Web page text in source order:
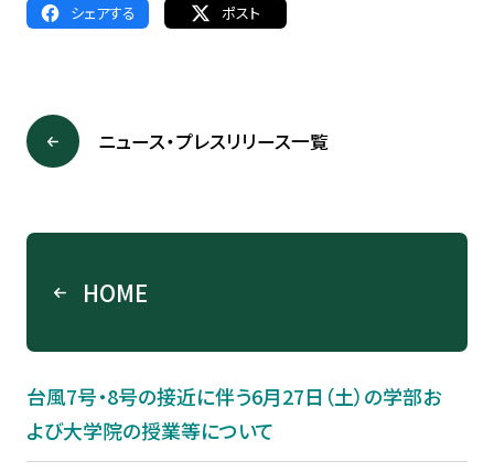
シェアする ポスト
ニュース・プレスリリース一覧
HOME
台風7号・8号の接近に伴う6月27日（土）の学部お
よび大学院の授業等について